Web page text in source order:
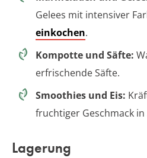
Gelees mit intensiver
einkochen.
Kompotte und Säfte:
erfrischende Säfte.
Smoothies und Eis:
fruchtiger Geschmack
Lagerung